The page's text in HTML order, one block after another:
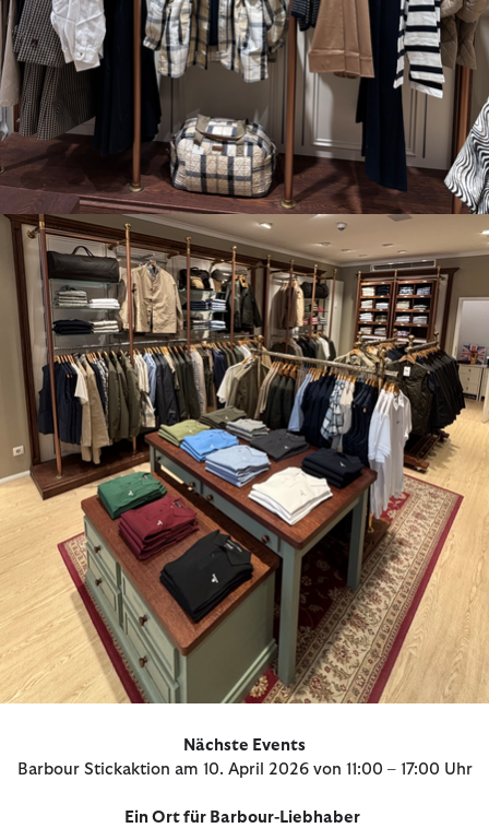
Nächste Events
Barbour Stickaktion am 10. April 2026 von 11:00 – 17:00 Uhr
Ein Ort für Barbour-Liebhaber